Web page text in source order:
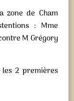
zone de Cham
: Mme
M Grégory
les 2 premières